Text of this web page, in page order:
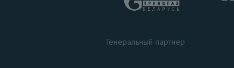
Генеральный партнер